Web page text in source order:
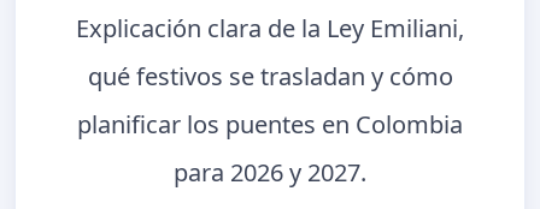
Explicación clara de la Ley Emiliani,
qué festivos se trasladan y cómo
planificar los puentes en Colombia
para 2026 y 2027.